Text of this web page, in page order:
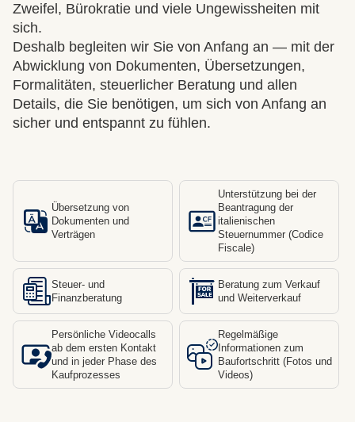
Zweifel, Bürokratie und viele Ungewissheiten mit
sich.
Deshalb begleiten wir Sie von Anfang an — mit der
Abwicklung von Dokumenten, Übersetzungen,
Formalitäten, steuerlicher Beratung und allen
Details, die Sie benötigen, um sich von Anfang an
sicher und entspannt zu fühlen.
Übersetzung von
Dokumenten und
Verträgen
Unterstützung bei der
Beantragung der
italienischen
Steuernummer (Codice
Fiscale)
Steuer- und
Finanzberatung
Beratung zum Verkauf
und Weiterverkauf
Persönliche Videocalls
ab dem ersten Kontakt
und in jeder Phase des
Kaufprozesses
Regelmäßige
Informationen zum
Baufortschritt (Fotos und
Videos)